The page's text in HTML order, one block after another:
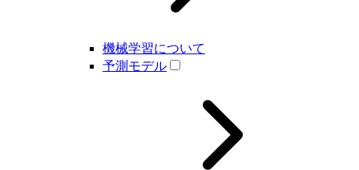
機械学習について
予測モデル